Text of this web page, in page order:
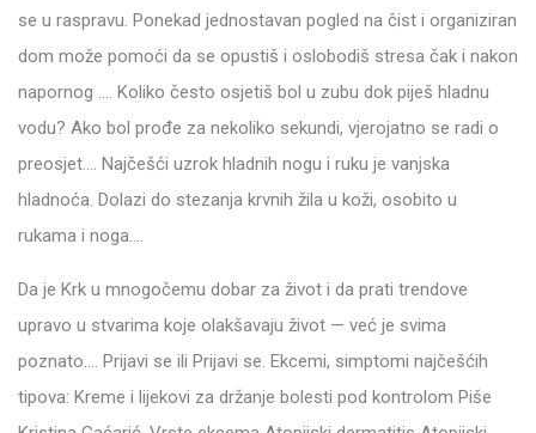
se u raspravu. Ponekad jednostavan pogled na čist i organiziran
dom može pomoći da se opustiš i oslobodiš stresa čak i nakon
napornog …. Koliko često osjetiš bol u zubu dok piješ hladnu
vodu? Ako bol prođe za nekoliko sekundi, vjerojatno se radi o
preosjet…. Najčešći uzrok hladnih nogu i ruku je vanjska
hladnoća. Dolazi do stezanja krvnih žila u koži, osobito u
rukama i noga….
Da je Krk u mnogočemu dobar za život i da prati trendove
upravo u stvarima koje olakšavaju život — već je svima
poznato…. Prijavi se ili Prijavi se. Ekcemi, simptomi najčešćih
tipova: Kreme i lijekovi za držanje bolesti pod kontrolom Piše